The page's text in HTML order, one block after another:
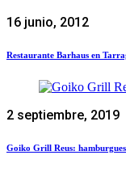
16 junio, 2012
Restaurante Barhaus en
2 septiembre, 2019
Goiko Grill Reus: